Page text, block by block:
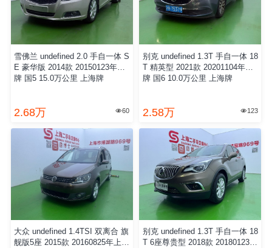
雪佛兰 undefined 2.0 手自一体 S
E 豪华版 2014款 20150123年上
牌 国5 15.0万公里 上海牌
2.68万 60
别克 undefined 1.3T 手自一体 18
T 精英型 2021款 20201104年上
牌 国6 10.0万公里 上海牌
2.58万  123
大众 undefined 1.4TSI 双离合 旗
舰版5座 2015款 20160825年上牌
别克 undefined 1.3T 手自一体 18
T 6座尊贵型 2018款 20180123年